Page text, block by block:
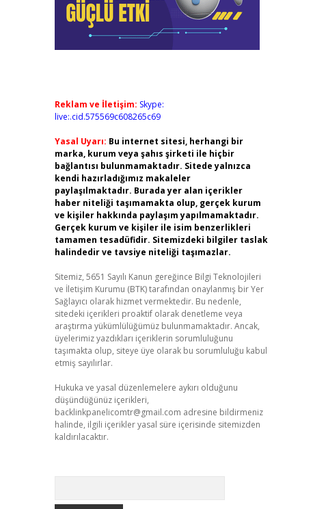
Reklam ve İletişim: Skype:
live:.cid.575569c608265c69
Yasal Uyarı: Bu internet sitesi, herhangi bir
marka, kurum veya şahıs şirketi ile hiçbir
bağlantısı bulunmamaktadır. Sitede yalnızca
kendi hazırladığımız makaleler
paylaşılmaktadır. Burada yer alan içerikler
haber niteliği taşımamakta olup, gerçek kurum
ve kişiler hakkında paylaşım yapılmamaktadır.
Gerçek kurum ve kişiler ile isim benzerlikleri
tamamen tesadüfidir. Sitemizdeki bilgiler taslak
halindedir ve tavsiye niteliği taşımazlar.
Sitemiz, 5651 Sayılı Kanun gereğince Bilgi Teknolojileri
ve İletişim Kurumu (BTK) tarafından onaylanmış bir Yer
Sağlayıcı olarak hizmet vermektedir. Bu nedenle,
sitedeki içerikleri proaktif olarak denetleme veya
araştırma yükümlülüğümüz bulunmamaktadır. Ancak,
üyelerimiz yazdıkları içeriklerin sorumluluğunu
taşımakta olup, siteye üye olarak bu sorumluluğu kabul
etmiş sayılırlar.
Hukuka ve yasal düzenlemelere aykırı olduğunu
düşündüğünüz içerikleri,
backlinkpanelicomtr@gmail.com adresine bildirmeniz
halinde, ilgili içerikler yasal süre içerisinde sitemizden
kaldırılacaktır.